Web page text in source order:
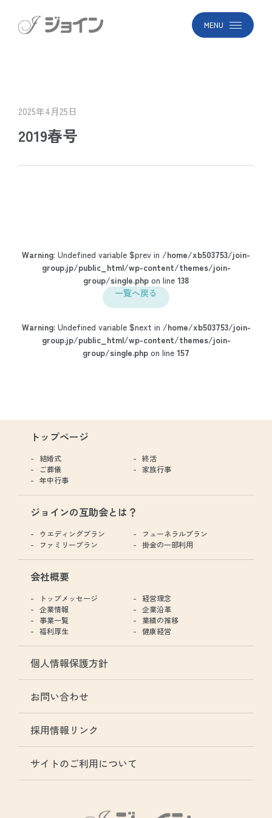
MENU
2025年4月25日
2019春号
Warning: Undefined variable $prev in /home/xb503753/join-
group.jp/public_html/wp-content/themes/join-
group/single.php on line 138
一覧へ戻る
Warning: Undefined variable $next in /home/xb503753/join-
group.jp/public_html/wp-content/themes/join-
group/single.php on line 157
トップページ
結婚式
終活
ご葬儀
家族行事
年中行事
ジョインの互助会とは？
ウエディングプラン
フューネラルプラン
ファミリープラン
掛金の一部利用
会社概要
トップメッセージ
経営理念
企業情報
企業沿革
事業一覧
業績の推移
福利厚生
健康経営
個人情報保護方針
お問い合わせ
採用情報リンク
サイトのご利用について